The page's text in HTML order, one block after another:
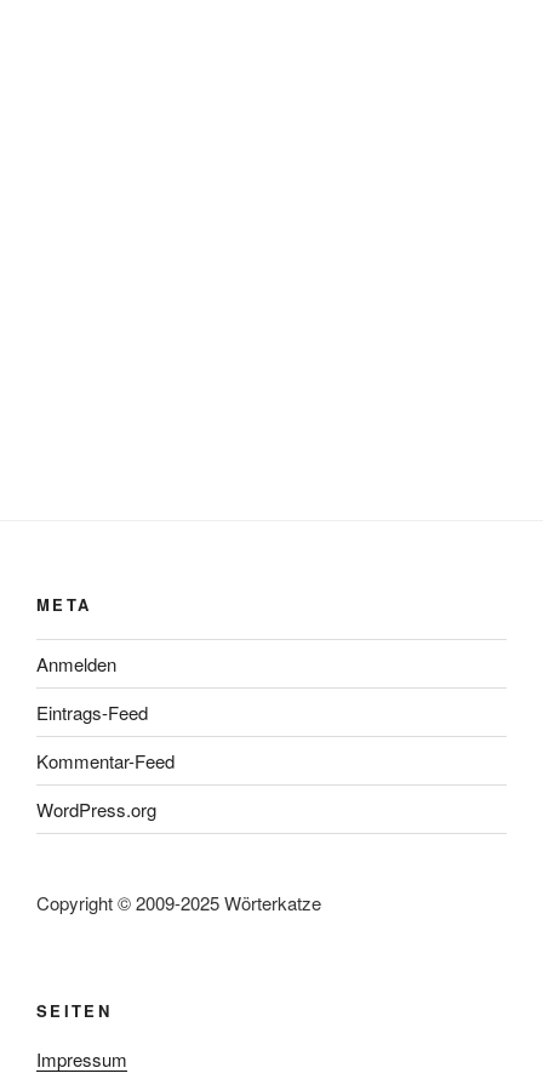
META
Anmelden
Eintrags-Feed
Kommentar-Feed
WordPress.org
Copyright © 2009-2025 Wörterkatze
SEITEN
Impressum